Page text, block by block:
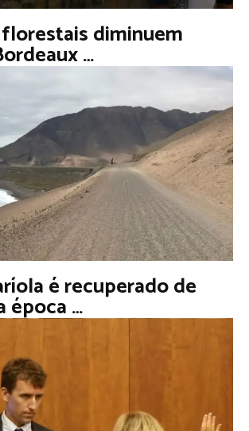
diminuem
…
é recuperado de
época …